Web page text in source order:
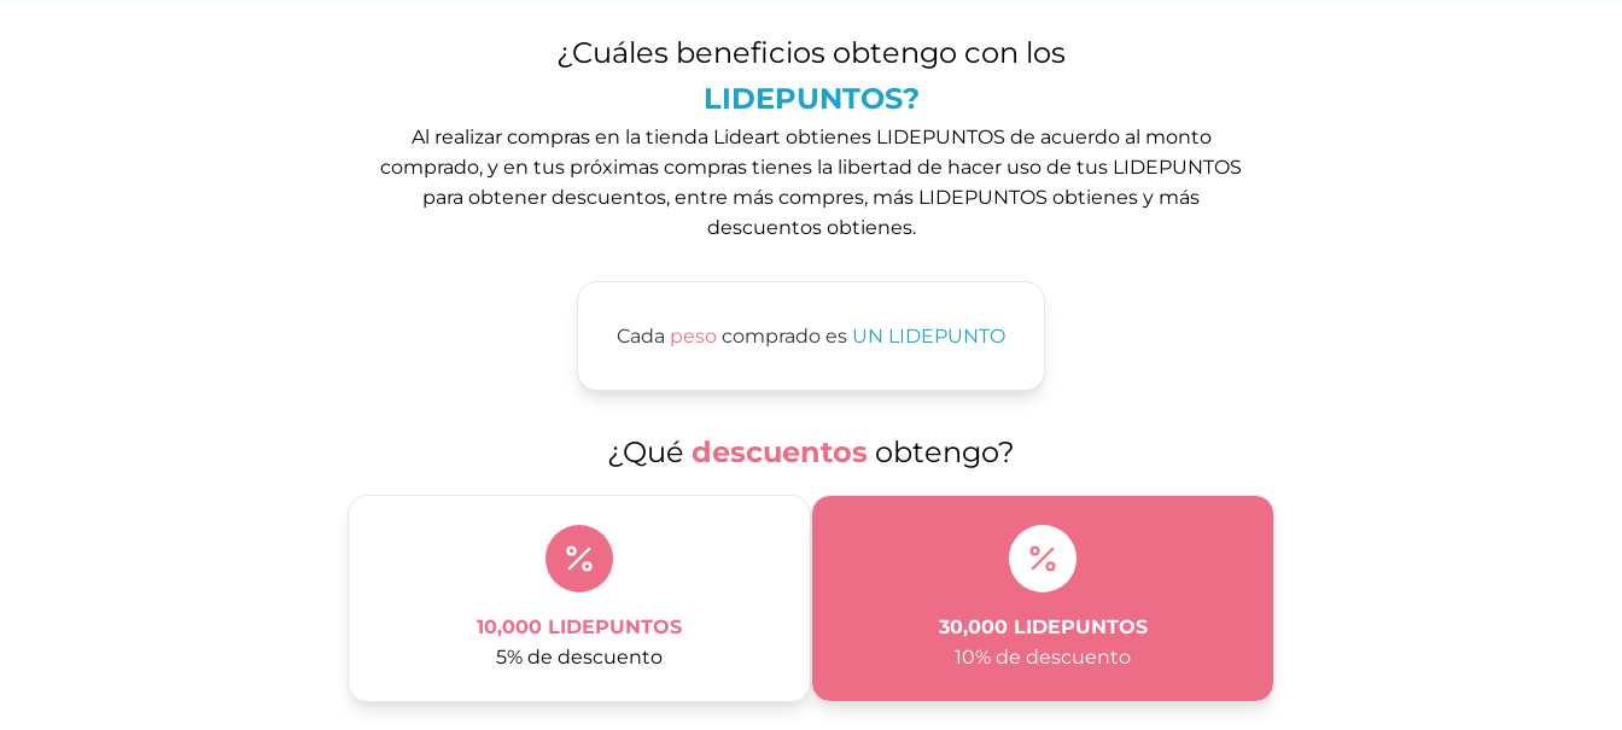
¿Cuáles beneficios obtengo con los
LIDEPUNTOS?
Al realizar compras en la tienda Lideart obtienes LIDEPUNTOS de acuerdo al monto
comprado, y en tus próximas compras tienes la libertad de hacer uso de tus LIDEPUNTOS
para obtener descuentos, entre más compres, más LIDEPUNTOS obtienes y más
descuentos obtienes.
Cada peso comprado es UN LIDEPUNTO
¿Qué descuentos obtengo?
10,000 LIDEPUNTOS
5% de descuento
30,000 LIDEPUNTOS
10% de descuento